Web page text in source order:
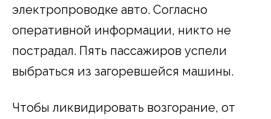
электропроводке авто. Согласно
оперативной информации, никто не
пострадал. Пять пассажиров успели
выбраться из загоревшейся машины.
Чтобы ликвидировать возгорание, от